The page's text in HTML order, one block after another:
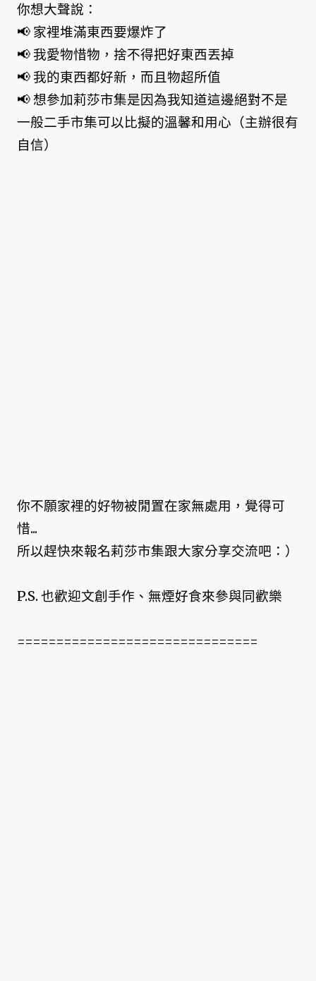
你想大聲說：
📢 家裡堆滿東西要爆炸了
📢 我愛物惜物，捨不得把好東西丟掉
📢 我的東西都好新，而且物超所值
📢 想參加莉莎市集是因為我知道這邊絕對不是
一般二手市集可以比擬的溫馨和用心（主辦很有
自信）
你不願家裡的好物被閒置在家無處用，覺得可
惜...
所以趕快來報名莉莎市集跟大家分享交流吧：）
P.S. 也歡迎文創手作、無煙好食來參與同歡樂
===============================